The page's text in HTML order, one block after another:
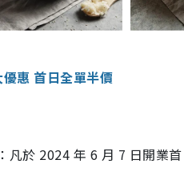
優惠 首日全單半價
凡於 2024 年 6 月 7 日開業